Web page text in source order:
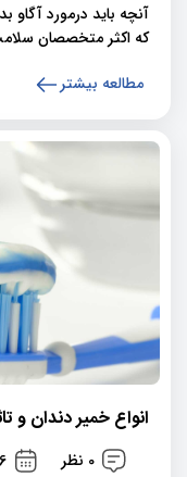
آنچه باید درمورد آگاو
که اکثر متخصصان
مطالعه بیشتر
انواع خمیر دندان و
0 نظر